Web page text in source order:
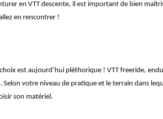
en VTT descente, il est important de bien
en rencontrer !
est aujourd’hui pléthorique ! VTT freeride,
votre niveau de pratique et le terrain dans
son matériel.